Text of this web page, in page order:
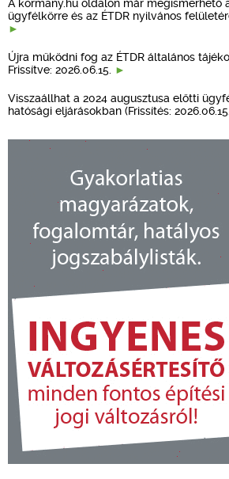
A kormany.hu oldalon már megismerhető
ügyfélkörre és az ÉTDR nyilvános
Újra működni fog az ÉTDR általános
Frissítve: 2026.06.15.
Visszaállhat a 2024 augusztusa előtti
hatósági eljárásokban (Frissítés: